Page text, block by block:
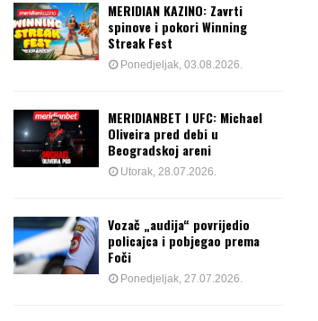
MERIDIAN KAZINO: Zavrti
spinove i pokori Winning
Streak Fest
Ponedjeljak, 03.08.2026.
MERIDIANBET I UFC: Michael
Oliveira pred debi u
Beogradskoj areni
Utorak, 28.07.2026.
Vozač „audija“ povrijedio
policajca i pobjegao prema
Foči
Ponedjeljak, 27.07.2026.